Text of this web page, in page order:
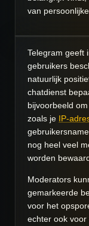
van
Telegram geeft
gebruikers
natuurlijk
chatdienst
bijvoorbeeld
zoals je IP-
nog heel veel
worden
Moderators
gemarkeerde
voor het
echter ook